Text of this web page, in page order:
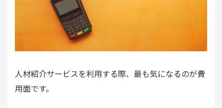
人材紹介サービスを利用する際、最も気になるのが費
用面です。